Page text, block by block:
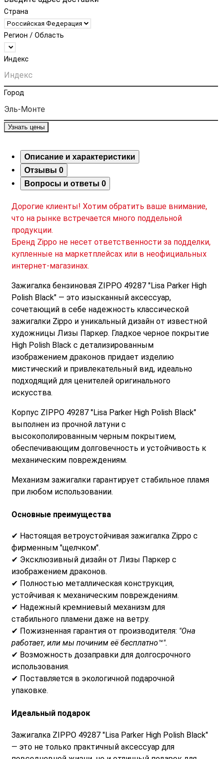
Страна
Регион / Область
Индекс
Город
Узнать цены
Описание и характеристики
Отзывы 0
Вопросы и ответы 0
Дорогие клиенты! Хотим обратить ваше внимание,
что на рынке встречается много поддельной
продукции.
Бренд Zippo не несет ответственности за подделки,
купленные на маркетплейсах или в неофициальных
интернет-магазинах.
Зажигалка бензиновая ZIPPO 49287 "Lisa Parker High
Polish Black" — это изысканный аксессуар,
сочетающий в себе надежность классической
зажигалки Zippo и уникальный дизайн от известной
художницы Лизы Паркер. Гладкое черное покрытие
High Polish Black с детализированным
изображением драконов придает изделию
мистический и привлекательный вид, идеально
подходящий для ценителей оригинального
искусства.
Корпус ZIPPO 49287 "Lisa Parker High Polish Black"
выполнен из прочной латуни с
высокополированным черным покрытием,
обеспечивающим долговечность и устойчивость к
механическим повреждениям.
Механизм зажигалки гарантирует стабильное пламя
при любом использовании.
Основные преимущества
✔ Настоящая ветроустойчивая зажигалка Zippo с
фирменным "щелчком".
✔ Эксклюзивный дизайн от Лизы Паркер с
изображением драконов.
✔ Полностью металлическая конструкция,
устойчивая к механическим повреждениям.
✔ Надежный кремниевый механизм для
стабильного пламени даже на ветру.
✔ Пожизненная гарантия от производителя: "Она
работает, или мы починим её бесплатно™".
✔ Возможность дозаправки для долгосрочного
использования.
✔ Поставляется в экологичной подарочной
упаковке.
Идеальный подарок
Зажигалка ZIPPO 49287 "Lisa Parker High Polish Black"
— это не только практичный аксессуар для